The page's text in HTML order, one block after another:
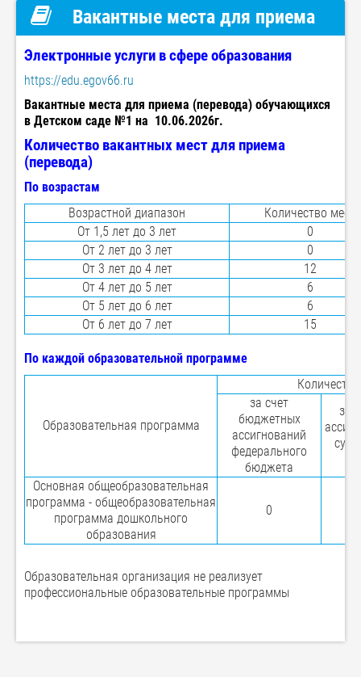
Вакантные места для приема
Электронные услуги в сфере образования
https://edu.egov66.ru
Вакантные места для приема (перевода) обучающихся
в Детском саде №1 на 10.06.2026г.
Количество вакантных мест для приема
(перевода)
По возрастам
Возрастной диапазон
Количество мест
От 1,5 лет до 3 лет
0
От 2 лет до 3 лет
0
От 3 лет до 4 лет
12
От 4 лет до 5 лет
6
От 5 лет до 6 лет
6
От 6 лет до 7 лет
15
По каждой образовательной программе
Образовательная программа
за счет
бюджетных
ассигнований
федерального
бюджета
за
Основная общеобразовательная
программа - общеобразовательная
программа дошкольного
образования
0
Образовательная организация не реализует
профессиональные образовательные программы